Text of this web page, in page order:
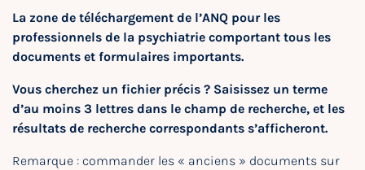
La zone de téléchargement de l’ANQ pour les
professionnels de la psychiatrie comportant tous les
documents et formulaires importants.
Vous cherchez un fichier précis ? Saisissez un terme
d’au moins 3 lettres dans le champ de recherche, et les
résultats de recherche correspondants s’afficheront.
Remarque : commander les « anciens » documents sur